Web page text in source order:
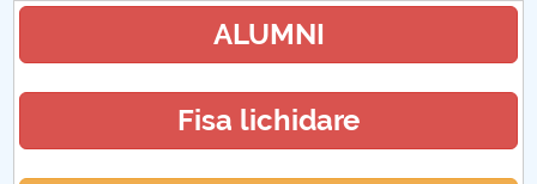
ALUMNI
Fisa lichidare